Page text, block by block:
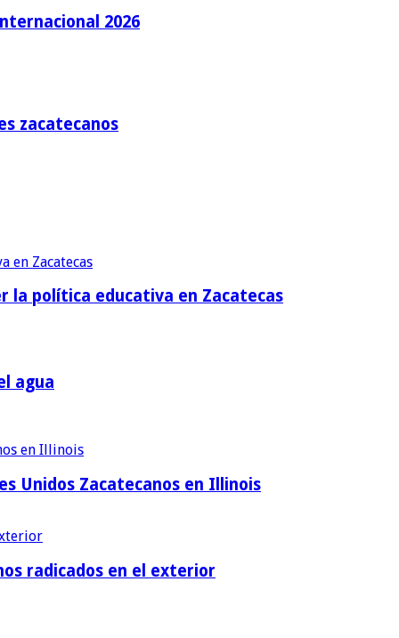
2026
zacatecanos
la política educativa en Zacatecas
agua
Unidos Zacatecanos en Illinois
radicados en el exterior